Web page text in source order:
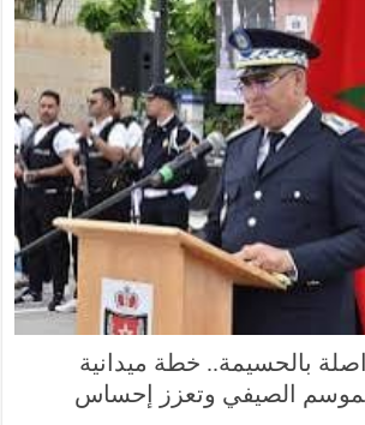
بالحسيمة.. خطة ميدانية
الصيفي وتعزز إحساس